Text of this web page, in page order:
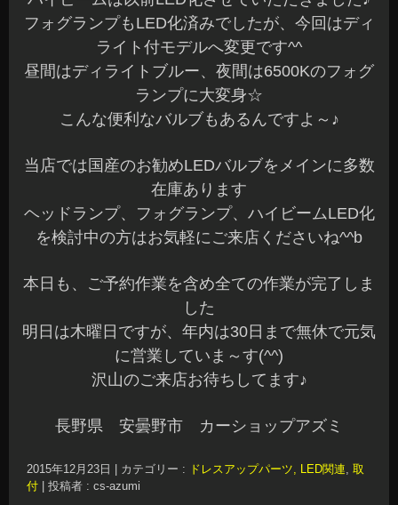
こんばんは、Azumiです☆
朝晩は寒くて辛い季節ですね^^;
そんな時はエンジンスターターが大活躍しますよ
～♪
本日も沢山のご来店ありがとうございました☆
お問い合わせをいただいています方には、ご連絡
が完了していますのでご確認くださいね♪
ドニングとスピーカーユニットを交換させていた
だきました
オーナー様ありがとうございました☆
両の1つです
ッドニングをしました
制振が必要な場所を確認しながらのデッドニング